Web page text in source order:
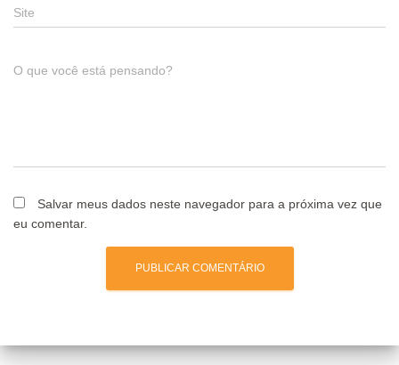
Site
O que você está pensando?
Salvar meus dados neste navegador para a próxima vez que
eu comentar.